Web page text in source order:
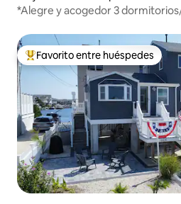
*Alegre y acogedor 3
Favorito entre los huéspedes
Favorito entre huéspedes